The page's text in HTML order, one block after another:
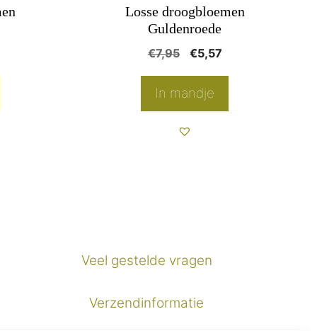
Losse droogbloemen
Guldenroede
€7,95
Oorspronkelijke
was:
€5,57Huidige
In mandje
Veel gestelde vragen
Verzendinformatie